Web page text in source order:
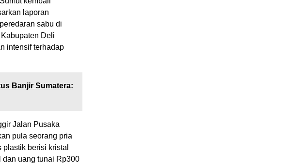
laporan
sabu di
Deli
intensif terhadap
Banjir Sumatera:
Jalan Pusaka
pula seorang pria
berisi kristal
dan uang tunai Rp300